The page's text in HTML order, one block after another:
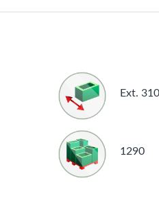
Ext.
1290